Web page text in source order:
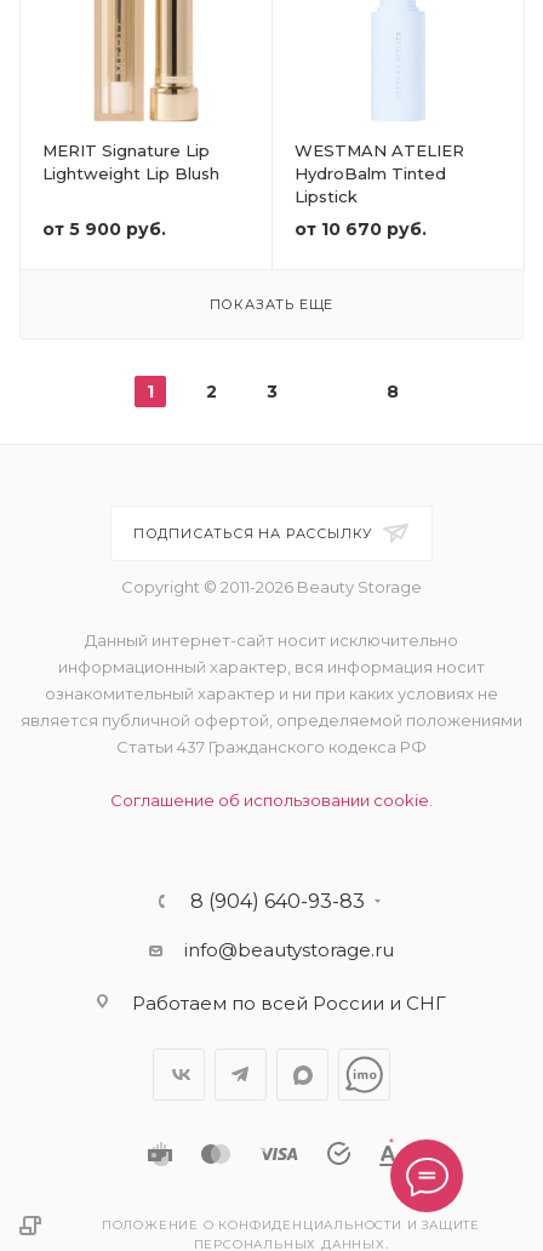
MERIT Signature Lip
Lightweight Lip Blush
от 5 900 руб.
WESTMAN ATELIER
HydroBalm Tinted
Lipstick
от 10 670 руб.
ПОКАЗАТЬ ЕЩЕ
1 2 3 8
ПОДПИСАТЬСЯ НА РАССЫЛКУ
Copyright © 2011-2026 Beauty Storage
Данный интернет-сайт носит исключительно
информационный характер, вся информация носит
ознакомительный характер и ни при каких условиях не
является публичной офертой, определяемой положениями
Статьи 437 Гражданского кодекса РФ
Соглашение об использовании cookie.
8 (904) 640-93-83
info@beautystorage.ru
Работаем по всей России и СНГ
ПОЛОЖЕНИЕ О КОНФИДЕНЦИАЛЬНОСТИ И ЗАЩИТЕ
ПЕРСОНАЛЬНЫХ ДАННЫХ.